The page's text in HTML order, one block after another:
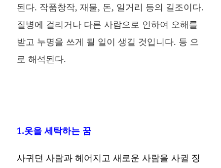
된다. 작품창작, 재물, 돈, 일거리 등의 길조이다.
질병에 걸리거나 다른 사람으로 인하여 오해를
받고 누명을 쓰게 될 일이 생길 것입니다. 등 으
로 해석된다.
1.옷을 세탁하는 꿈
사귀던 사람과 헤어지고 새로운 사람을 사귈 징